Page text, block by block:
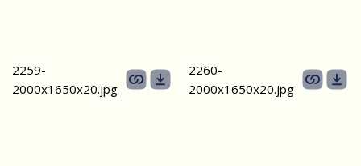
2259-
2000х1650х20.jpg
2260-
2000х1650х20.jpg